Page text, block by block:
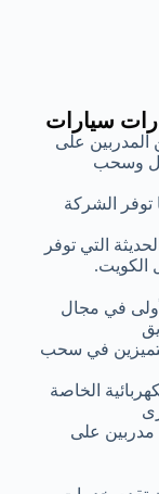
سيارات
المدربين على
وسحب
الشركة
التي توفر
الكويت.
في مجال
في سحب
الخاصة
على